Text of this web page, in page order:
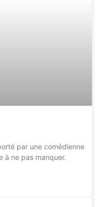
par une comédienne
à ne pas manquer.